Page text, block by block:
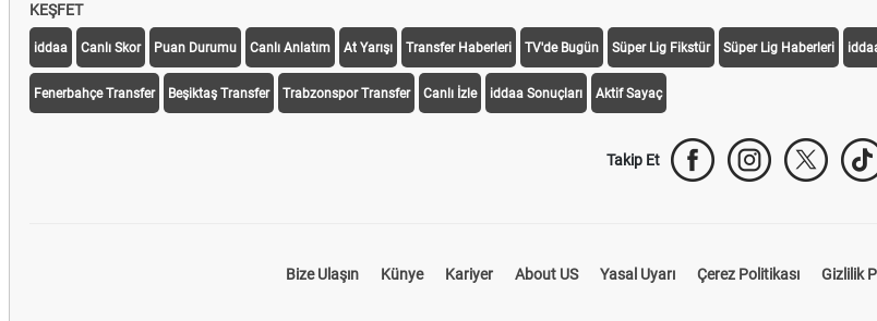
KEŞFET
iddaa Canlı Skor Puan Durumu Canlı Anlatım At Yarışı Transfer Haberleri TV'de Bugün Süper Lig Fikstür Süper Lig Haberleri
Fenerbahçe Transfer Beşiktaş Transfer Trabzonspor Transfer Canlı İzle iddaa Sonuçları Aktif Sayaç
Takip Et
Bize Ulaşın Künye Kariyer About US Yasal Uyarı Çerez Politikası Gizlilik